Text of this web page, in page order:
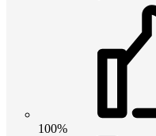
100%